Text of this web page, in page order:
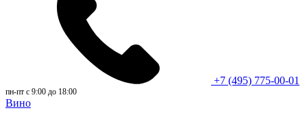
+7 (495) 775-00-01
пн-пт с 9:00 до 18:00
Вино